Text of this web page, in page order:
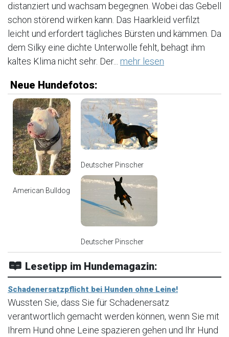
distanziert und wachsam begegnen. Wobei das Gebell
schon störend wirken kann. Das Haarkleid verfilzt
leicht und erfordert tägliches Bürsten und kämmen. Da
dem Silky eine dichte Unterwolle fehlt, behagt ihm
kaltes Klima nicht sehr. Der... mehr lesen
Neue Hundefotos:
American Bulldog
Deutscher Pinscher
Deutscher Pinscher
Lesetipp im Hundemagazin:
Schadenersatzpflicht bei Hunden ohne Leine!
Wussten Sie, dass Sie für Schadenersatz
verantwortlich gemacht werden können, wenn Sie mit
Ihrem Hund ohne Leine spazieren gehen und Ihr Hund